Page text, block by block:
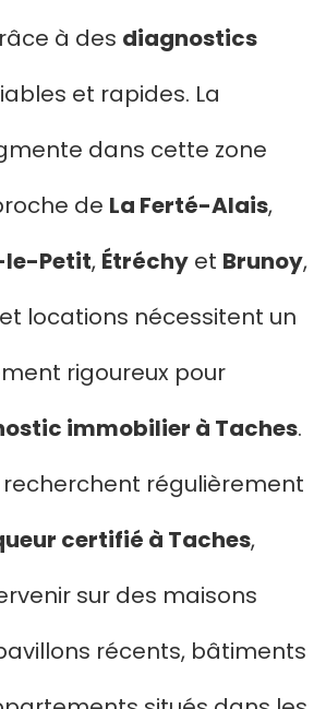
à des diagnostics
et rapides. La
dans cette zone
de La Ferté-Alais,
Petit, Étréchy et Brunoy,
locations nécessitent un
rigoureux pour
immobilier à Taches.
régulièrement
certifié à Taches,
sur des maisons
récents, bâtiments